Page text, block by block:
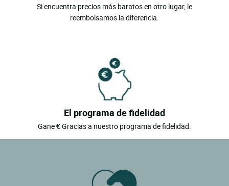
Si encuentra precios más baratos en otro lugar, le
reembolsamos la diferencia.
El programa de fidelidad
Gane € Gracias a nuestro programa de fidelidad.